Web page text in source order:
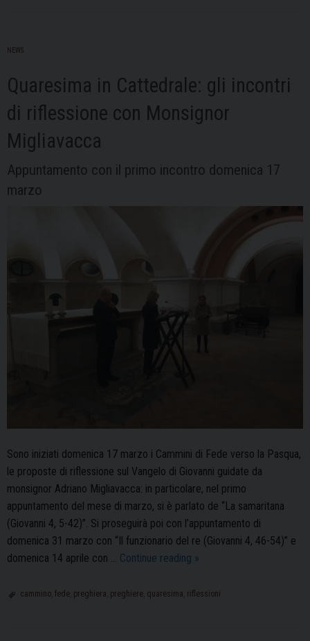
NEWS
Quaresima in Cattedrale: gli incontri
di riflessione con Monsignor
Migliavacca
Appuntamento con il primo incontro domenica 17
marzo
Sono iniziati domenica 17 marzo i Cammini di Fede verso la Pasqua,
le proposte di riflessione sul Vangelo di Giovanni guidate da
monsignor Adriano Migliavacca: in particolare, nel primo
appuntamento del mese di marzo, si è parlato de “La samaritana
(Giovanni 4, 5-42)”. Si proseguirà poi con l’appuntamento di
domenica 31 marzo con “Il funzionario del re (Giovanni 4, 46-54)” e
domenica 14 aprile con … Continue reading Quaresima
Cattedrale:
»
cammino fede preghiera preghiere quaresima riflessioni